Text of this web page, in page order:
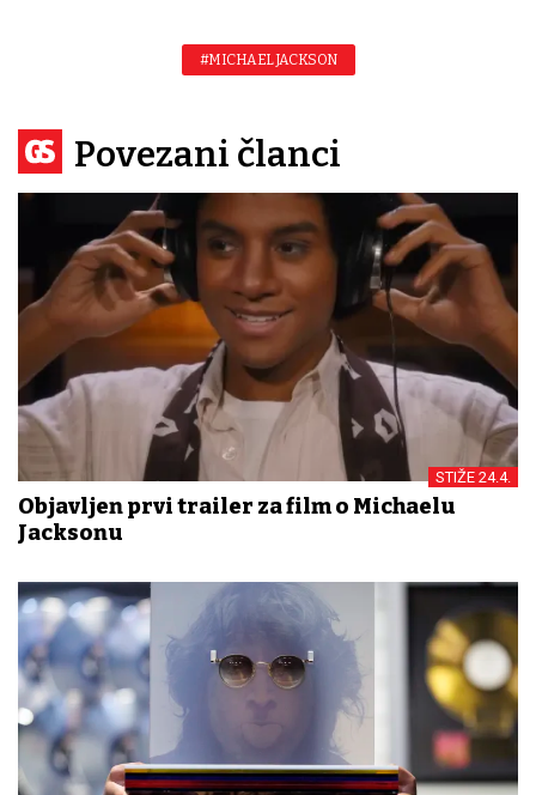
#MICHAEL JACKSON
Povezani članci
STIŽE 24.4.
Objavljen prvi trailer za film o Michaelu
Jacksonu